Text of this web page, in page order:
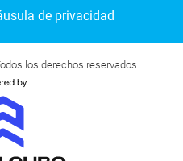
de privacidad
los derechos reservados.